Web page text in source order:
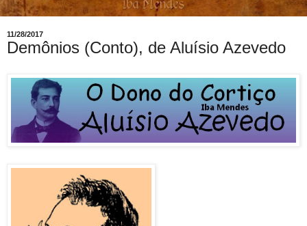
11/28/2017
Demônios (Conto), de Aluísio Azevedo